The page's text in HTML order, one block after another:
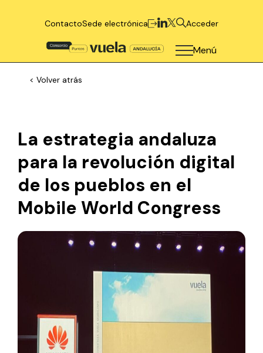
ContactoSede electrónica Acceder
Menú
< Volver atrás
La estrategia andaluza
para la revolución digital
de los pueblos en el
Mobile World Congress